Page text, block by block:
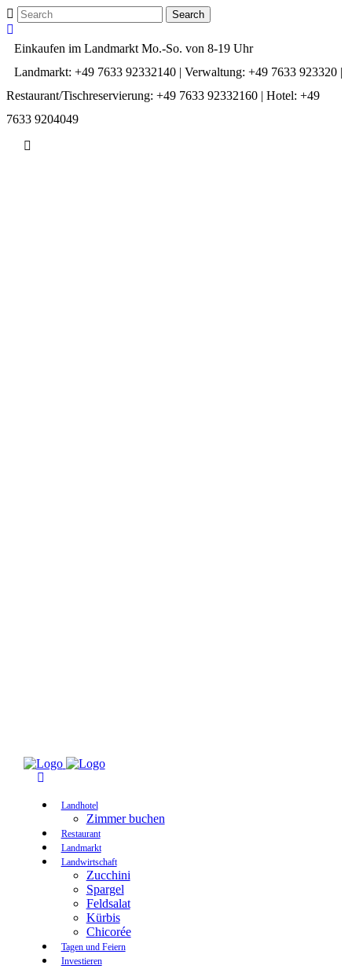
Einkaufen im Landmarkt Mo.-So. von 8-19 Uhr
Landmarkt: +49 7633 92332140 | Verwaltung: +49 7633 923320 |
Restaurant/Tischreservierung: +49 7633 92332160 | Hotel: +49
7633 9204049
Landhotel
Zimmer buchen
Restaurant
Landmarkt
Landwirtschaft
Zucchini
Spargel
Feldsalat
Kürbis
Chicorée
Tagen und Feiern
Investieren